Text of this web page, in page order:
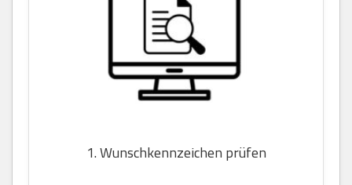
1. Wunschkennzeichen prüfen